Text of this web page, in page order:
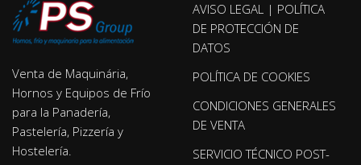
Venta de Maquinária,
Hornos y Equipos de Frío
para la Panadería,
Pastelería, Pizzería y
Hostelería.
AVISO LEGAL | POLÍTICA
DE PROTECCIÓN DE
DATOS
POLÍTICA DE COOKIES
CONDICIONES GENERALES
DE VENTA
SERVICIO TÉCNICO POST-